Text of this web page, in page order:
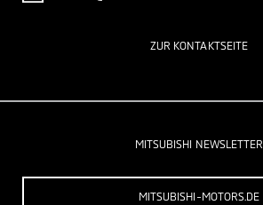
ZUR KONTAKTSEITE
MITSUBISHI NEWSLETTER
MITSUBISHI-MOTORS.DE